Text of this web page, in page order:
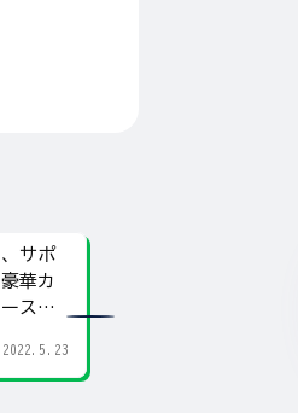
サポ
華カ
スの
2022.5.23